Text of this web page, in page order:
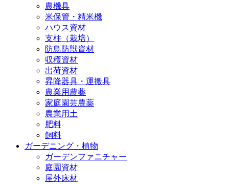
農機具
米保管・精米機
ハウス資材
支柱（栽培）
防鳥防獣資材
収穫資材
出荷資材
昇降器具・運搬具
農業用農薬
家庭園芸農薬
農業用土
肥料
飼料
ガーデニング・植物
ガーデンファニチャー
庭園資材
屋外床材